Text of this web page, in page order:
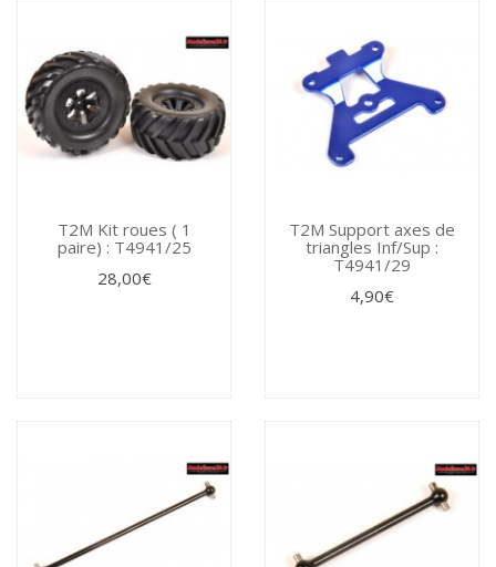
T2M Kit roues ( 1
paire) : T4941/25
28,00€
T2M Support axes de
triangles Inf/Sup :
T4941/29
4,90€